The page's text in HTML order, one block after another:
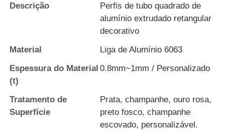
Descrição
Perfis de tubo quadrado de
alumínio extrudado retangular
decorativo
Material
Liga de Alumínio 6063
Espessura do Material
(t)
0.8mm~1mm / Personalizado
Tratamento de
Superfície
Prata, champanhe, ouro rosa,
preto fosco, champanhe
escovado, personalizável.